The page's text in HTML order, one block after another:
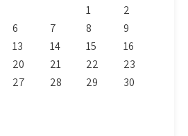
1
2
6 7 8
9
13 14 15
16
20 21 22
23
27 28 29
30